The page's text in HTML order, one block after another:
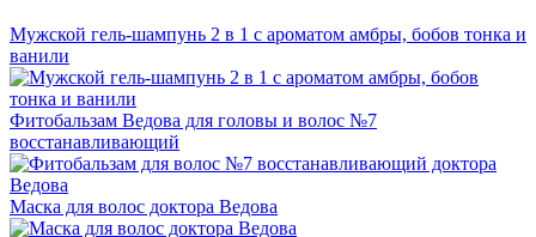
Мужской гель-шампунь 2 в 1 с ароматом амбры, бобов тонка и
ванили
Фитобальзам Ведова для головы и волос №7
восстанавливающий
Маска для волос доктора Ведова